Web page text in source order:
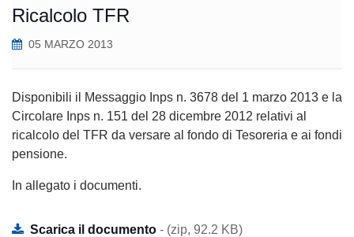
Ricalcolo TFR
05 MARZO 2013
Disponibili il Messaggio Inps n. 3678 del 1 marzo 2013 e la
Circolare Inps n. 151 del 28 dicembre 2012 relativi al
ricalcolo del TFR da versare al fondo di Tesoreria e ai fondi
pensione.
In allegato i documenti.
Scarica il documento - (zip, 92.2 KB)